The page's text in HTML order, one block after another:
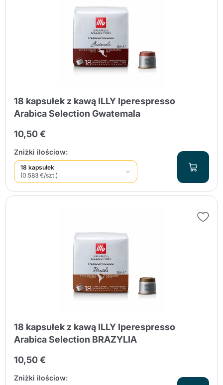
18 kapsułek z kawą ILLY Iperespresso
Arabica Selection Gwatemala
10,50 €
Zniżki ilościow:
18 kapsułek
(0.583 €/szt.)
18 kapsułek z kawą ILLY Iperespresso
Arabica Selection BRAZYLIA
10,50 €
Zniżki ilościow: